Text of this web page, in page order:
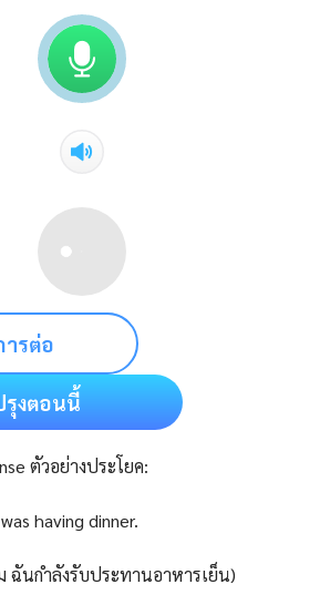
ารต่อ
งตอนนี้
ตัวอย่างประโยค:
having dinner.
ฉันกำลังรับประทานอาหารเย็น)